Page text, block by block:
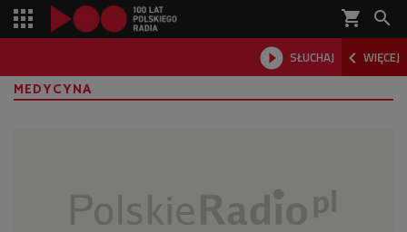
shopping_cart 
 SŁUCHAJ  WIĘCEJ

MEDYCYNA